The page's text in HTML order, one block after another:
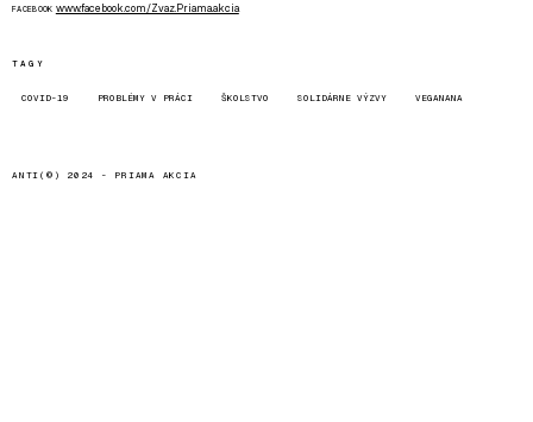
FACEBOOK www.facebook.com/Zvaz.Priama.akcia
TAGY
COVID-19 PROBLÉMY V PRÁCI ŠKOLSTVO SOLIDÁRNE VÝZVY VEGANANA
ANTI(©) 2024 - PRIAMA AKCIA